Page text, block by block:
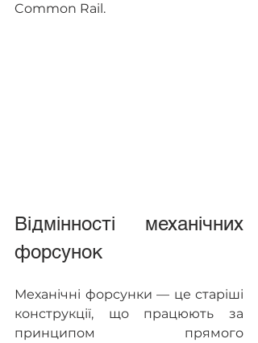
Common Rail.
Відмінності механічних
форсунок
Механічні форсунки — це старіші
конструкції, що працюють за
принципом прямого